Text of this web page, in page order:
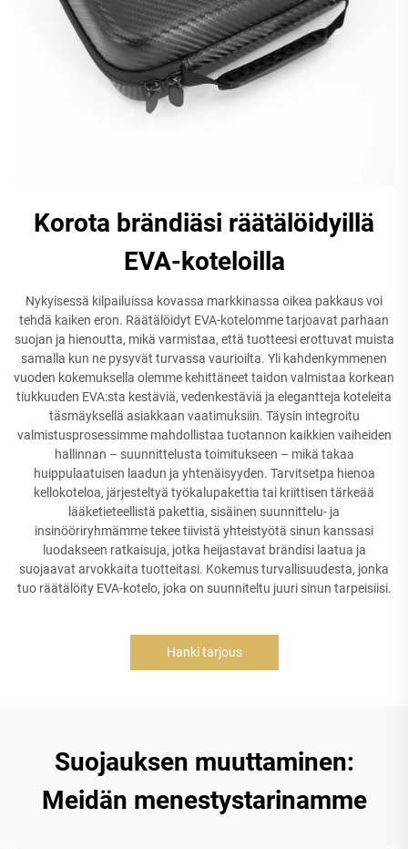
Korota brändiäsi räätälöidyillä
EVA-koteloilla
Nykyisessä kilpailuissa kovassa markkinassa oikea pakkaus voi
tehdä kaiken eron. Räätälöidyt EVA-kotelomme tarjoavat parhaan
suojan ja hienoutta, mikä varmistaa, että tuotteesi erottuvat muista
samalla kun ne pysyvät turvassa vaurioilta. Yli kahdenkymmenen
vuoden kokemuksella olemme kehittäneet taidon valmistaa korkean
tiukkuuden EVA:sta kestäviä, vedenkestäviä ja elegantteja koteleita
täsmäyksellä asiakkaan vaatimuksiin. Täysin integroitu
valmistusprosessimme mahdollistaa tuotannon kaikkien vaiheiden
hallinnan – suunnittelusta toimitukseen – mikä takaa
huippulaatuisen laadun ja yhtenäisyyden. Tarvitsetpa hienoa
kellokoteloa, järjesteltyä työkalupakettia tai kriittisen tärkeää
lääketieteellistä pakettia, sisäinen suunnittelu- ja
insinööriryhmämme tekee tiivistä yhteistyötä sinun kanssasi
luodakseen ratkaisuja, jotka heijastavat brändisi laatua ja
suojaavat arvokkaita tuotteitasi. Kokemus turvallisuudesta, jonka
tuo räätälöity EVA-kotelo, joka on suunniteltu juuri sinun tarpeisiisi.
Hanki tarjous
Suojauksen muuttaminen:
Meidän menestystarinamme